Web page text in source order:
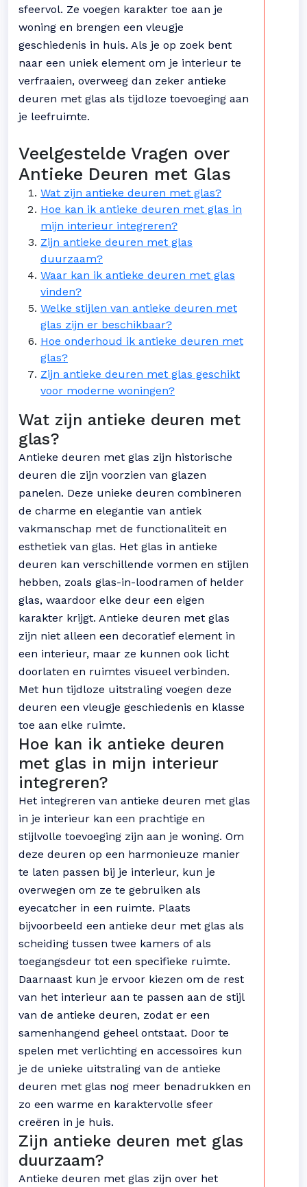
sfeervol. Ze voegen karakter toe aan je
woning en brengen een vleugje
geschiedenis in huis. Als je op zoek bent
naar een uniek element om je interieur te
verfraaien, overweeg dan zeker antieke
deuren met glas als tijdloze toevoeging aan
je leefruimte.
Veelgestelde Vragen over
Antieke Deuren met Glas
Wat zijn antieke deuren met glas?
Hoe kan ik antieke deuren met glas in
mijn interieur integreren?
Zijn antieke deuren met glas
duurzaam?
Waar kan ik antieke deuren met glas
vinden?
Welke stijlen van antieke deuren met
glas zijn er beschikbaar?
Hoe onderhoud ik antieke deuren met
glas?
Zijn antieke deuren met glas geschikt
voor moderne woningen?
Wat zijn antieke deuren met
glas?
Antieke deuren met glas zijn historische
deuren die zijn voorzien van glazen
panelen. Deze unieke deuren combineren
de charme en elegantie van antiek
vakmanschap met de functionaliteit en
esthetiek van glas. Het glas in antieke
deuren kan verschillende vormen en stijlen
hebben, zoals glas-in-loodramen of helder
glas, waardoor elke deur een eigen
karakter krijgt. Antieke deuren met glas
zijn niet alleen een decoratief element in
een interieur, maar ze kunnen ook licht
doorlaten en ruimtes visueel verbinden.
Met hun tijdloze uitstraling voegen deze
deuren een vleugje geschiedenis en klasse
toe aan elke ruimte.
Hoe kan ik antieke deuren
met glas in mijn interieur
integreren?
Het integreren van antieke deuren met glas
in je interieur kan een prachtige en
stijlvolle toevoeging zijn aan je woning. Om
deze deuren op een harmonieuze manier
te laten passen bij je interieur, kun je
overwegen om ze te gebruiken als
eyecatcher in een ruimte. Plaats
bijvoorbeeld een antieke deur met glas als
scheiding tussen twee kamers of als
toegangsdeur tot een specifieke ruimte.
Daarnaast kun je ervoor kiezen om de rest
van het interieur aan te passen aan de stijl
van de antieke deuren, zodat er een
samenhangend geheel ontstaat. Door te
spelen met verlichting en accessoires kun
je de unieke uitstraling van de antieke
deuren met glas nog meer benadrukken en
zo een warme en karaktervolle sfeer
creëren in je huis.
Zijn antieke deuren met glas
duurzaam?
Antieke deuren met glas zijn over het